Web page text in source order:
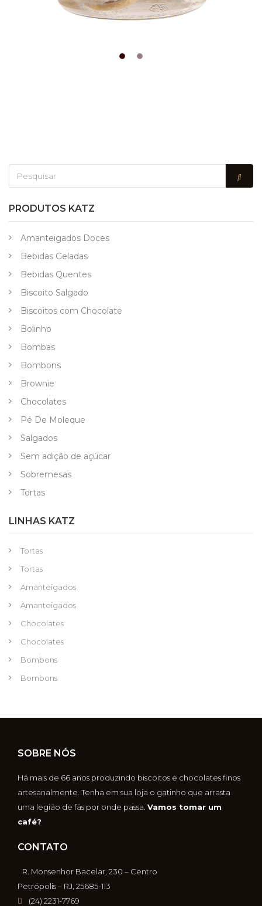
PRODUTOS KATZ
Amanteigados Doces
Bebidas Geladas
Bebidas Quentes
Biscoito Salgado
Biscoitos com Chocolate
Bolinho
Bombas
Bombons
Brownie
Chocolates
Pé De Moleque
Salgados
Sem adição de açúcar
Sobremesas
Tortas
LINHAS KATZ
Tortas
Tortas
Amanteigados
Amanteigados
Chocolates
Chocolates
Bombons
Bombons
SOBRE NÓS
Há mais de 66 anos produzindo biscoitos e chocolates finos
artesanalmente. Tenha em sua loja o gatinho que arrasta
uma legião de fãs por onde passa. Vamos tomar um
café?
CONTATO
R. Monsenhor Bacelar, 230 – Centro
Petrópolis – RJ, 25685-113
(24) 2231-7769